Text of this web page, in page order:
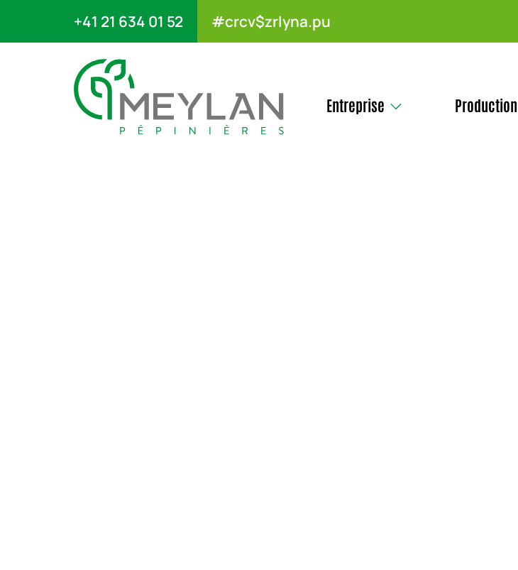
+41 21 634 01 52 #crcv$zrlyna.pu
Entreprise Production